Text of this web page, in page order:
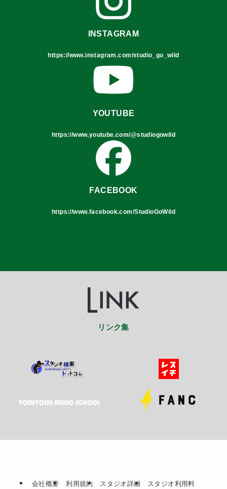
INSTAGRAM
https://www.instagram.com/studio_go_wild
YOUTUBE
https://www.youtube.com/@studiogowild
FACEBOOK
https://www.facebook.com/StudioGoWild
リンク集
会社概要 利用規約 スタジオ詳細 スタジオ利用料